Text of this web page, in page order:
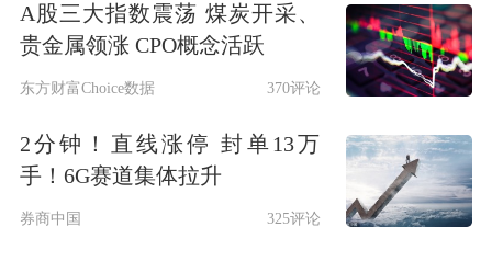
A股三大指数震荡 煤炭开采、
贵金属领涨 CPO概念活跃
东方财富Choice数据 370评论
2分钟！直线涨停 封单13万
手！6G赛道集体拉升
券商中国 325评论